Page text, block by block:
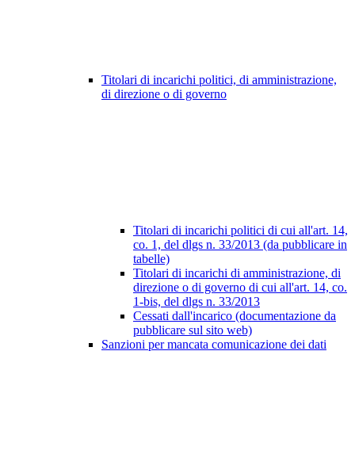
Titolari di incarichi politici, di amministrazione,
di direzione o di governo
Titolari di incarichi politici di cui all'art. 14,
co. 1, del dlgs n. 33/2013 (da pubblicare in
tabelle)
Titolari di incarichi di amministrazione, di
direzione o di governo di cui all'art. 14, co.
1-bis, del dlgs n. 33/2013
Cessati dall'incarico (documentazione da
pubblicare sul sito web)
Sanzioni per mancata comunicazione dei dati